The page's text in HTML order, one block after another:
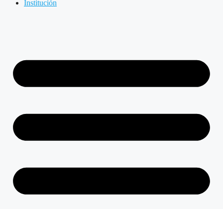
Institución